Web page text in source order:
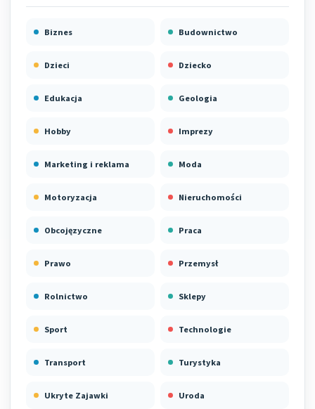
Biznes Budownictwo
Dzieci Dziecko
Edukacja Geologia
Hobby Imprezy
Marketing i reklama Moda
Motoryzacja Nieruchomości
Obcojęzyczne Praca
Prawo Przemysł
Rolnictwo Sklepy
Sport Technologie
Transport Turystyka
Ukryte Zajawki Uroda